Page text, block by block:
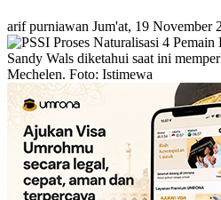
arif purniawan Jum'at, 19 November
Sandy Wals diketahui saat ini
Mechelen. Foto: Istimewa